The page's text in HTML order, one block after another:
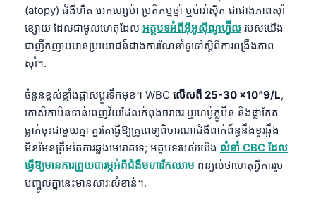
(atopy) ជំងឺហឺត អេកហ្សេម៉ា ប្រតិកម្មថ្នាំ ឬប៉ារ៉ាស៊ីត ជាជាងភាពស៊ាំ
ខ្សោយ ដែលជាមូលហេតុដែល អត្ថបទអំពីអ៊ីអូស៊ីណូហ្វ៊ីល របស់យើង
ជាញឹកញាប់មានប្រយោជន៍ជាងការណែនាំទូទៅស្តីពីការពង្រឹងភាព
ស៊ាំ។.
ចំនួនខ្ពស់ខ្លាំងផ្លាស់ប្តូរទឹកមុខ។ WBC លើសពី 25-30 ×10^9/L,
កោសិកាមិនទាន់ពេញវ័យដែលកំពុងចរាចរ ឬហេម៉ូក្លូប៊ីន និងផ្លាកែត
ធ្លាក់ចុះជាមួយគ្នា គួរតែធ្វើឱ្យគ្រូពេទ្យពិចារណាជំងឺពាក់ព័ន្ធនឹងខួរឆ្អឹង
មិនមែនត្រឹមតែការឆ្លងមេរោគទេ; អត្ថបទរបស់យើង លំនាំ CBC ដែល
ធ្វើឱ្យមានការព្រួយបារម្ភអំពីជំងឺមហារីកឈាម ពន្យល់ថាហេតុអ្វីការរួម
បញ្ចូលគ្នានេះមានសារៈសំខាន់។.